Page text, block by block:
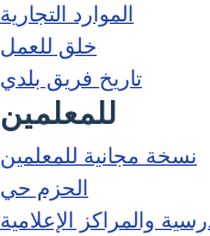
الموارد التجارية
خلق للعمل
تاريخ فريق بلدي
للمعلمين
نسخة مجانية للمعلمين
الحزم حي
والمراكز الإعلامية